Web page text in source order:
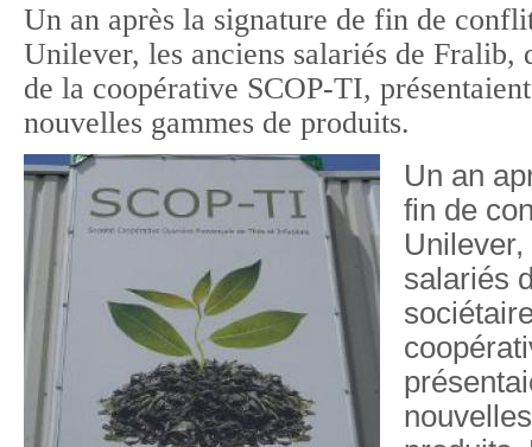
Un an après la signature de fin de
Unilever, les anciens salariés de Fralib,
de la coopérative SCOP-TI,
nouvelles gammes de produits.
Un an
fin de
salariés